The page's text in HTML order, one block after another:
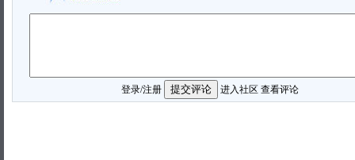
登录/注册 进入社区 查看评论